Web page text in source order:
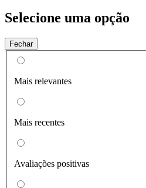
Selecione uma opção
Fechar
Mais relevantes
Mais recentes
Avaliações positivas